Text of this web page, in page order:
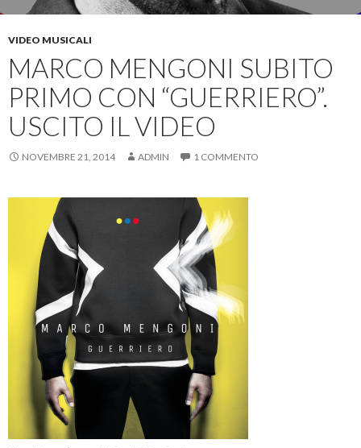
VIDEO MUSICALI
MARCO MENGONI SUBITO
PRIMO CON “GUERRIERO”.
USCITO IL VIDEO
NOVEMBRE 21, 2014 ADMIN 1 COMMENTO